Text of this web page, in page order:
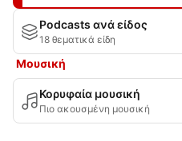
Podcasts ανά είδος
18 θεματικά είδη
Μουσική
Κορυφαία μουσική
Πιο ακουσμένη μουσική